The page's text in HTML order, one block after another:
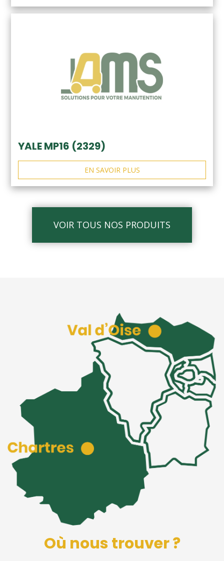
YALE MP16 (2329)
EN SAVOIR PLUS
VOIR TOUS NOS PRODUITS
Où nous trouver ?